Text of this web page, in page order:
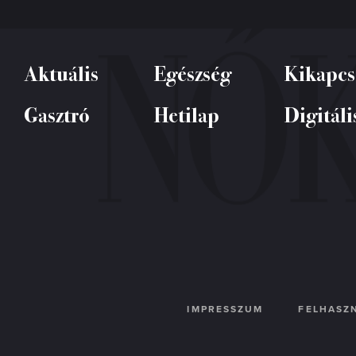
Aktuális Egészség
Kikapcs
Gasztró
Hetilap
IMPRESSZUM